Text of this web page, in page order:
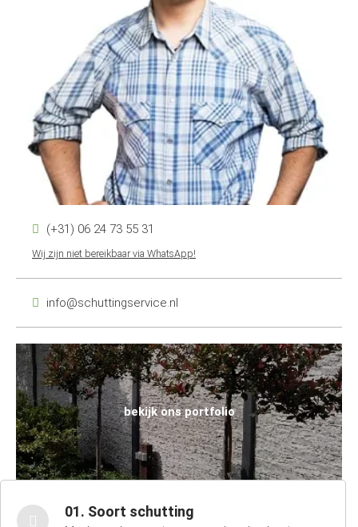
(+31) 06 24 73 55 31
Wij zijn niet bereikbaar via WhatsApp!
info@schuttingservice.nl
bekijk ons portfolio
01. Soort schutting